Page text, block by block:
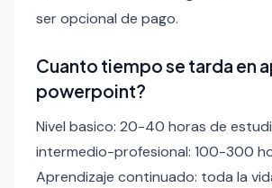
ser opcional de pago.
Cuanto tiempo se tarda en
powerpoint?
Nivel basico: 20-40 horas de
intermedio-profesional: 100-300
Aprendizaje continuado: toda la